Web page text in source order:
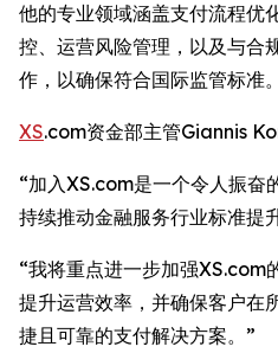
他的专业领域涵盖支付流程优
控、运营风险管理，以及与合
作，以确保符合国际监管标准。
XS.com资金部主管Giannis
“加入XS.com是一个令人振奋
持续推动金融服务行业标准提
“我将重点进一步加强XS.com
提升运营效率，并确保客户在
捷且可靠的支付解决方案。”